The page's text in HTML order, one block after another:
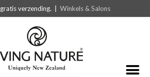
gratis verzending. |Winkels & Salons